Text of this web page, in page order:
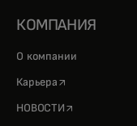
КОМПАНИЯ
О компании
Карьера opens in a
НОВОСТИ opens in a